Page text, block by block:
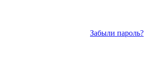
Забыли пароль?